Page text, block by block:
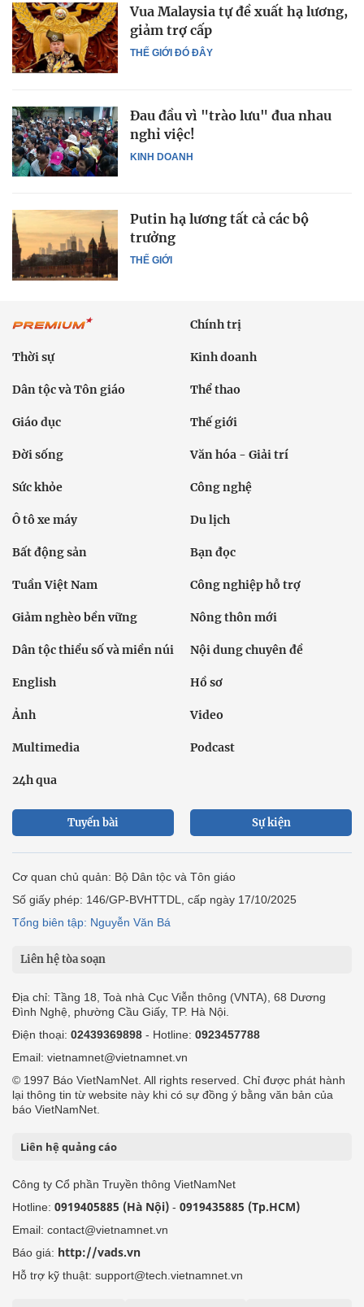
THẾ GIỚI ĐÓ ĐÂY
Vua Malaysia tự đề xuất hạ lương,
giảm trợ cấp
KINH DOANH
Đau đầu vì "trào lưu" đua nhau
nghỉ việc!
THẾ GIỚI
Putin hạ lương tất cả các bộ
trưởng
Chính trị
Thời sự Kinh doanh
Dân tộc và Tôn giáo Thể thao
Giáo dục Thế giới
Đời sống Văn hóa - Giải trí
Sức khỏe Công nghệ
Ô tô xe máy Du lịch
Bất động sản Bạn đọc
Tuần Việt Nam Công nghiệp hỗ trợ
Giảm nghèo bền vững Nông thôn mới
Dân tộc thiểu số và miền núi Nội dung chuyên đề
English Hồ sơ
Ảnh Video
Multimedia Podcast
24h qua
Tuyến bài Sự kiện
Cơ quan chủ quản: Bộ Dân tộc và Tôn giáo
Số giấy phép: 146/GP-BVHTTDL, cấp ngày 17/10/2025
Tổng biên tập: Nguyễn Văn Bá
Liên hệ tòa soạn
Địa chỉ: Tầng 18, Toà nhà Cục Viễn thông (VNTA), 68 Dương
Đình Nghệ, phường Cầu Giấy, TP. Hà Nội.
Điện thoại: 02439369898 - Hotline: 0923457788
Email: vietnamnet@vietnamnet.vn
© 1997 Báo VietNamNet. All rights reserved. Chỉ được phát hành
lại thông tin từ website này khi có sự đồng ý bằng văn bản của
báo VietNamNet.
Liên hệ quảng cáo
Công ty Cổ phần Truyền thông VietNamNet
Hotline: 0919405885 (Hà Nội) - 0919435885 (Tp.HCM)
Email: contact@vietnamnet.vn
Báo giá: http://vads.vn
Hỗ trợ kỹ thuật: support@tech.vietnamnet.vn